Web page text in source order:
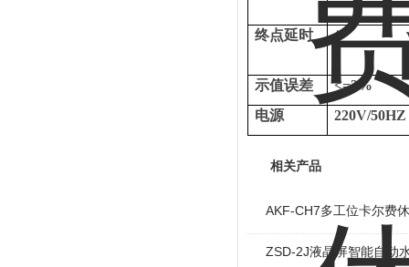
终点延时 /
示值误差
<=3%
电源
220V/50HZ
相关产品
AKF-CH7多工位卡尔费
ZSD-2J液晶屏智能自动